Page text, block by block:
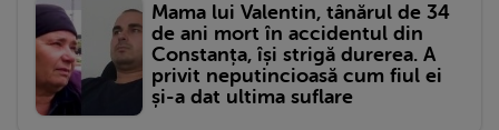
Mama lui Valentin, tânărul de 34
de ani mort în accidentul din
Constanța, își strigă durerea. A
privit neputincioasă cum fiul ei
și-a dat ultima suflare